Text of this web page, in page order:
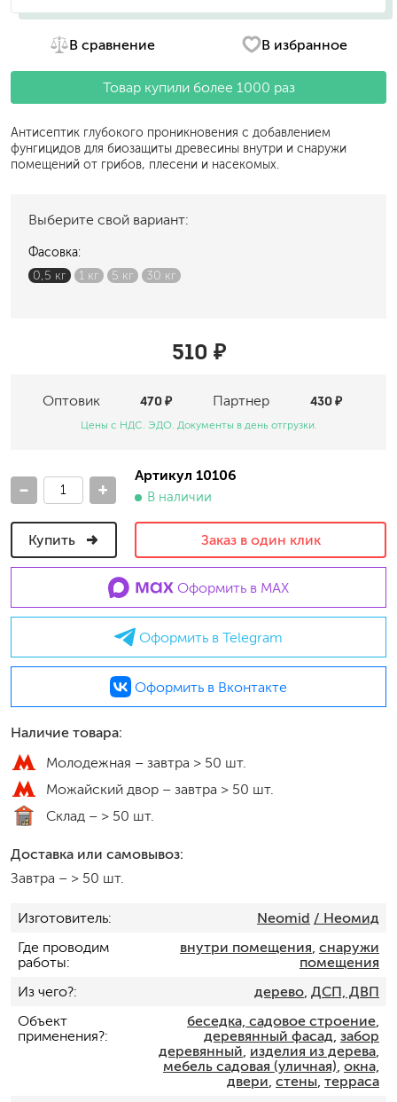
В сравнение В избранное
Товар купили более 1000 раз
Антисептик глубокого проникновения с добавлением
фунгицидов для биозащиты древесины внутри и снаружи
помещений от грибов, плесени и насекомых.
Выберите свой вариант:
Фасовка:
0,5 кг
1 кг 5 кг 30 кг
510 ₽
Оптовик Партнер
470 ₽ 430 ₽
Цены с НДС. ЭДО. Документы в день отгрузки.
- +
Артикул 10106
В наличии
Купить Заказ в один клик
Оформить в MAX
Оформить в Telegram
Оформить в Вконтакте
Наличие товара:
Молодежная – завтра > 50 шт.
Можайский двор – завтра > 50 шт.
Склад – > 50 шт.
Доставка или самовывоз:
Завтра – > 50 шт.
Изготовитель Neomid / Неомид
Где проводим
работы
внутри помещения снаружи
помещения
Из чего?
дерево, ДСП, ДВП
Объект
применения?
беседка, садовое строение,
деревянный фасад забор
деревянный изделия из дерева,
мебель садовая (уличная) окна,
двери стены терраса